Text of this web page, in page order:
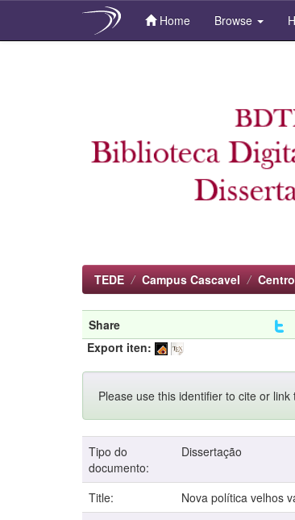
Home Browse
TEDE Campus Cascavel
Share
Export iten:
Please use this identifier to cite or link
Tipo do
documento:
Dissertação
Title:
Nova política velhos